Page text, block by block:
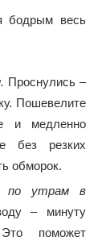
бодрым весь
Проснулись –
Пошевелите
и медленно
без резких
обморок.
по утрам в
– минуту
поможет